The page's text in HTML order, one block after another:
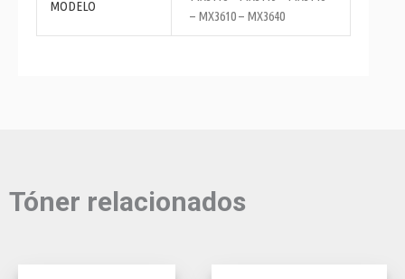
MODELO
– MX3610 – MX3640
Tóner relacionados